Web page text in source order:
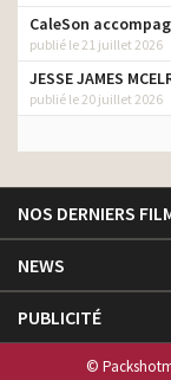
CaleSon
publié le 21 juillet 2026
JESSE JAMES
publié le 20 juillet 2026
NOS DERNIERS
NEWS
PUBLICITÉ
©